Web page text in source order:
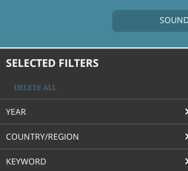
SELECTED FILTERS
DELETE ALL
YEAR
COUNTRY/REGION
KEYWORD